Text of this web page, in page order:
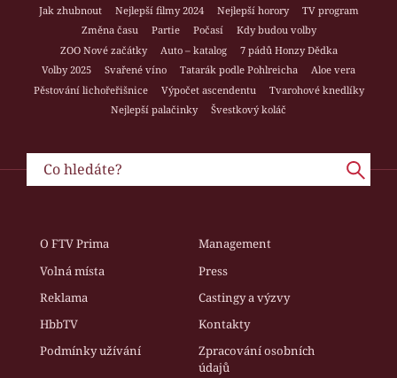
Jak zhubnout Nejlepší filmy 2024 Nejlepší horory
TV program
Změna času
Partie Počasí
Kdy budou volby
ZOO Nové začátky
Auto – katalog
7 pádů Honzy Dědka
Volby 2025
Svařené víno Tatarák podle Pohlreicha
Aloe vera
Pěstování lichořeřišnice
Výpočet ascendentu
Tvarohové knedlíky
Nejlepší palačinky
Švestkový koláč
O FTV Prima
Management
Volná místa
Press
Reklama
Castingy a výzvy
HbbTV
Kontakty
Podmínky užívání
Zpracování osobních
údajů